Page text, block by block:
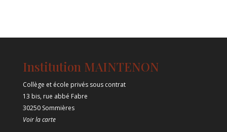
Institution MAINTENON
Collège et école privés sous contrat
13 bis, rue abbé Fabre
30250 Sommières
Voir la carte